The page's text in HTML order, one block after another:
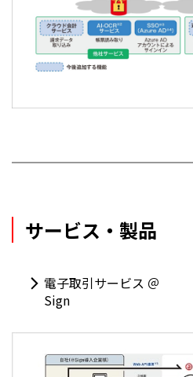
サービス・製品
電子取引サービス ＠
Sign